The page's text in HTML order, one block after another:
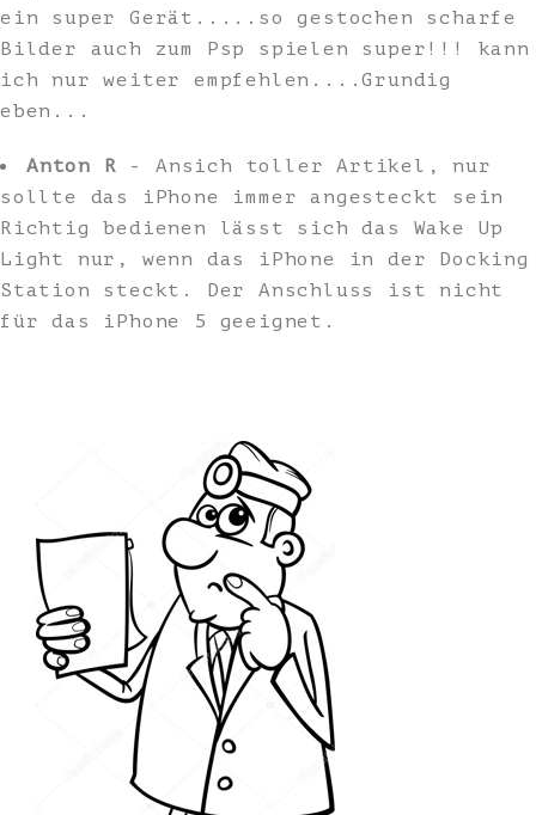
ein super Gerät.....so gestochen scharfe
Bilder auch zum Psp spielen super!!! kann
ich nur weiter empfehlen....Grundig
eben...
Anton R - Ansich toller Artikel, nur
sollte das iPhone immer angesteckt sein
Richtig bedienen lässt sich das Wake Up
Light nur, wenn das iPhone in der Docking
Station steckt. Der Anschluss ist nicht
für das iPhone 5 geeignet.